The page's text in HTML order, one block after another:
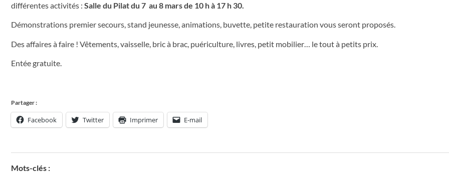
différentes activités : Salle du Pilat du 7 au 8 mars de 10 h à 17 h 30.
Démonstrations premier secours, stand jeunesse, animations, buvette, petite restauration vous seront proposés.
Des affaires à faire ! Vêtements, vaisselle, bric à brac, puériculture, livres, petit mobilier… le tout à petits prix.
Entée gratuite.
Partager :
Facebook Twitter Imprimer E-mail
Mots-clés :